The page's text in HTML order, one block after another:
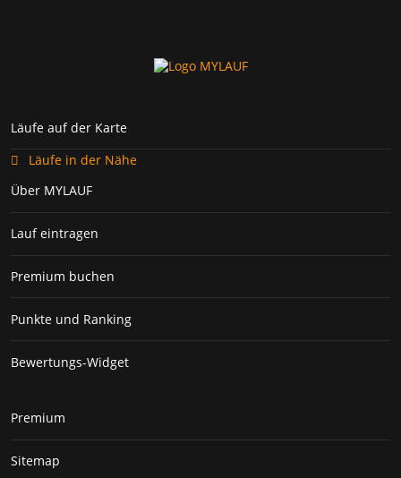
Läufe auf der Karte
Läufe in der Nähe
Über MYLAUF
Lauf eintragen
Premium buchen
Punkte und Ranking
Bewertungs-Widget
Premium
Sitemap